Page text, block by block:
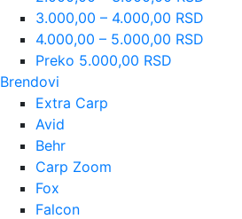
3.000,00 – 4.000,00 RSD
4.000,00 – 5.000,00 RSD
Preko 5.000,00 RSD
Brendovi
Extra Carp
Avid
Behr
Carp Zoom
Fox
Falcon